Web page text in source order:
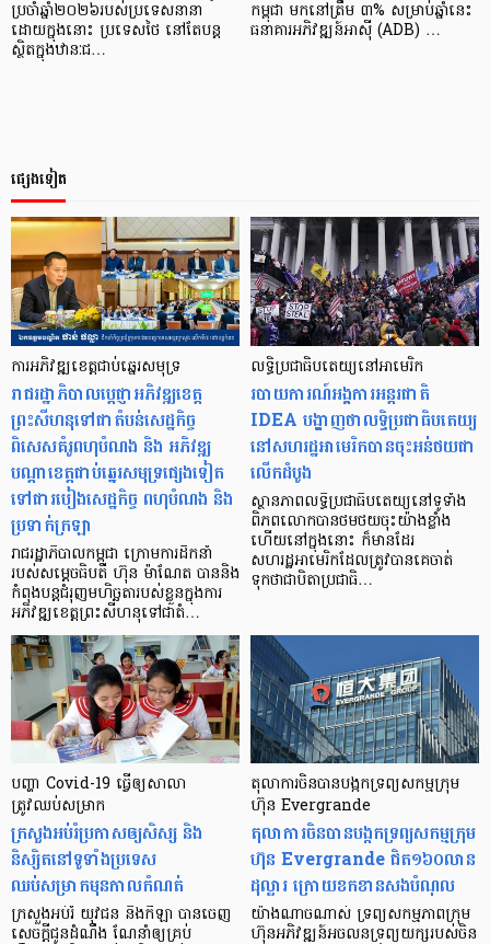
ប្រចាំឆ្នាំ២០២៦របស់ប្រទេសនានា
ដោយក្នុងនោះ ប្រទេសថៃ នៅតែបន្ត
ស្ថិតក្នុងឋានៈជ…
កម្ពុជា មកនៅត្រឹម ៣% សម្រាប់ឆ្នាំនេះ
ធនាគារអភិវឌ្ឍន៍អាស៊ី (ADB) …
ផ្សេងទៀត
ការអភិវឌ្ឍខេត្តជាប់ឆ្នេរសមុទ្រ
រាជរដ្ឋាភិបាលប្តេជ្ញាអភិវឌ្ឍខេត្ត
ព្រះសីហនុទៅជាតំបន់សេដ្ឋកិច្ច
ពិសេសគំរូពហុបំណង និង អភិវឌ្ឍ
បណ្តាខេត្តជាប់ឆ្នេរសមុទ្រផ្សេងទៀត
ទៅជារបៀងសេដ្ឋកិច្ច ពហុបំណង និង
ប្រទាក់ក្រឡា
រាជរដ្ឋាភិបាលកម្ពុជា ក្រោមការដឹកនាំ
របស់សម្តេចធិបតី ហ៊ុន ម៉ាណែត បាននិង
កំពុងបន្ដជំរុញមហិច្ឆតារបស់ខ្លួនក្នុងការ
អភិវឌ្ឍខេត្តព្រះសីហនុទៅជាតំ…
លទ្ធិប្រជាធិបតេយ្យនៅអាមេរិក
របាយការណ៍អង្គការអន្តរជាតិ
IDEA បង្ហាញថាលទ្ធិប្រជាធិបតេយ្យ
នៅសហរដ្ឋអាមេរិកបានចុះអន់ថយជា
លើកដំបូង
ស្ថានភាពលទ្ធិប្រជាធិបតេយ្យនៅទូទាំង
ពិភពលោកបានថមថយចុះយ៉ាងខ្លាំង
ហើយនៅក្នុងនោះ ក៏មានដែរ
សហរដ្ឋអាមេរិកដែលត្រូវបានគេចាត់
ទុកថាជាបិតាប្រជាធិ…
បញ្ហា Covid-19 ធ្វើឲ្យសាលា​
ត្រូវឈប់សម្រាក
ក្រសួងអប់រំប្រកាសឲ្យសិស្ស និង
និស្សិតនៅទូទាំងប្រទេស
ឈប់សម្រាកមុនកាលកំណត់
ក្រសួងអប់រំ យុវជន និងកីឡា បានចេញ
សេចក្ដីជូនដំណឹង ណែនាំឲ្យគ្រប់
តុលាការចិនបានបង្កកទ្រព្យសកម្មក្រុម
ហ៊ុន Evergrande
តុលាការចិនបានបង្កកទ្រព្យសកម្មក្រុម
ហ៊ុន Evergrande ជិត១៦០លាន
ដុល្លារ ក្រោយខកខានសងបំណុល
យ៉ាងណាចណាស់ ទ្រព្យសកម្មភាពក្រុម
ហ៊ុនអភិវឌ្ឍន៍អចលនទ្រព្យយក្សរបស់ចិន